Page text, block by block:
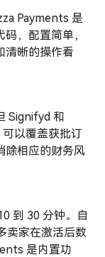
Payments 是
，配置简单，
清晰的操作看
Signifyd 和
以覆盖获批订
除相应的财务风
到 30 分钟。自
卖家在激活后数
是内置功